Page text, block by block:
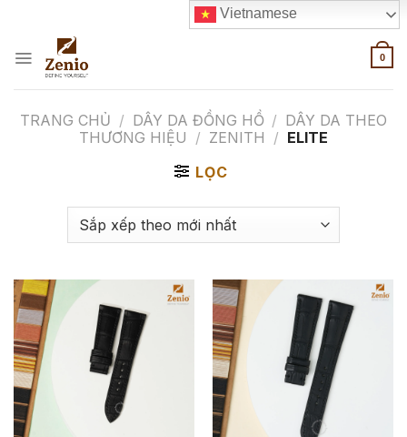
content
0
TRANG CHỦ / DÂY DA ĐỒNG HỒ / DÂY DA THEO
THƯƠNG HIỆU / ZENITH / ELITE
LỌC
Vietnamese